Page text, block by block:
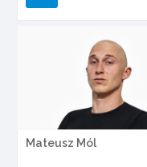
Mateusz Mól